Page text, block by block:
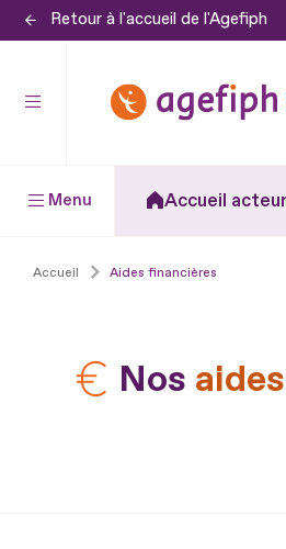
Aller
contenu
Retour à l'accueil de l'Agefiph
Menu Accueil
Accueil Aides financières
Nos